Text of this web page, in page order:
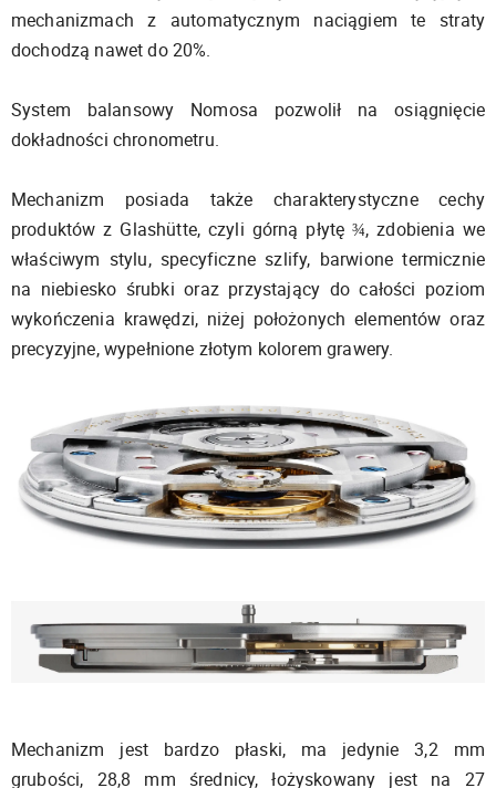
mechanizmach z automatycznym naciągiem te straty
dochodzą nawet do 20%.
System balansowy Nomosa pozwolił na osiągnięcie
dokładności chronometru.
Mechanizm posiada także charakterystyczne cechy
produktów z Glashütte, czyli górną płytę ¾, zdobienia we
właściwym stylu, specyficzne szlify, barwione termicznie
na niebiesko śrubki oraz przystający do całości poziom
wykończenia krawędzi, niżej położonych elementów oraz
precyzyjne, wypełnione złotym kolorem grawery.
Mechanizm jest bardzo płaski, ma jedynie 3,2 mm
grubości, 28,8 mm średnicy, łożyskowany jest na 27